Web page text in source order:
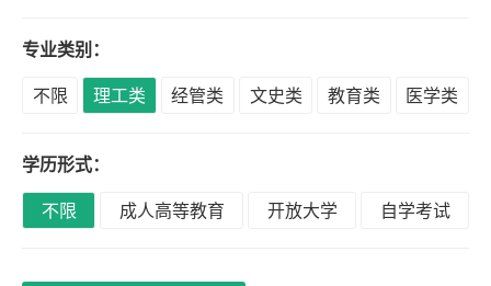
专业类别：
不限
理工类 经管类 文史类 教育类 医学类
学历形式：
不限
成人高等教育 开放大学 自学考试